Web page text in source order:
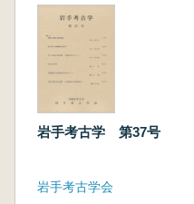
岩手考古学 第37号
岩手考古学会